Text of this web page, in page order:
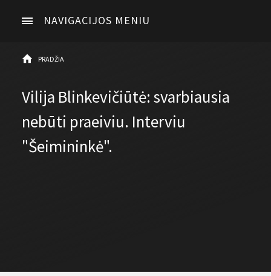
NAVIGACIJOS MENIU
PRADŽIA
Vilija Blinkevičiūtė: svarbiausia
nebūti praeiviu. Interviu
"Šeimininkė".